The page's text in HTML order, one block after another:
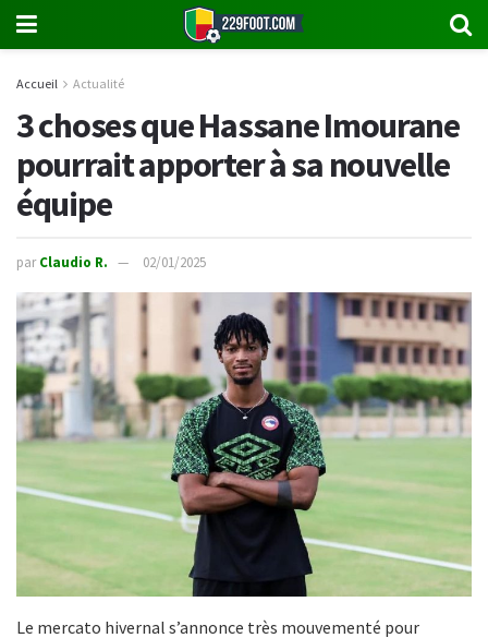
Accueil Actualité
3 choses que Hassane Imourane
pourrait apporter à sa nouvelle
équipe
par Claudio R. 02/01/2025
Le mercato hivernal s’annonce très mouvementé pour